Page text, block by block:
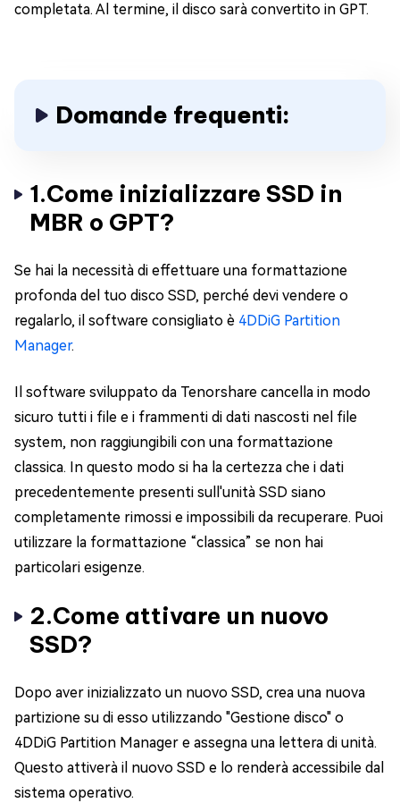
completata. Al termine, il disco sarà convertito in GPT.
Domande frequenti:
1.Come inizializzare SSD in
MBR o GPT?
Se hai la necessità di effettuare una formattazione
profonda del tuo disco SSD, perché devi vendere o
regalarlo, il software consigliato è 4DDiG Partition
Manager.
Il software sviluppato da Tenorshare cancella in modo
sicuro tutti i file e i frammenti di dati nascosti nel file
system, non raggiungibili con una formattazione
classica. In questo modo si ha la certezza che i dati
precedentemente presenti sull'unità SSD siano
completamente rimossi e impossibili da recuperare. Puoi
utilizzare la formattazione “classica” se non hai
particolari esigenze.
2.Come attivare un nuovo
SSD?
Dopo aver inizializzato un nuovo SSD, crea una nuova
partizione su di esso utilizzando "Gestione disco" o
4DDiG Partition Manager e assegna una lettera di unità.
Questo attiverà il nuovo SSD e lo renderà accessibile dal
sistema operativo.